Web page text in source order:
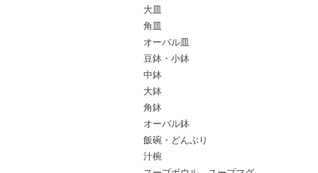
大皿
角皿
オーバル皿
豆鉢・小鉢
中鉢
大鉢
角鉢
オーバル鉢
飯碗・どんぶり
汁椀